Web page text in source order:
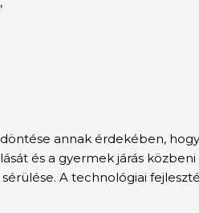
annak érdekében,
és a gyermek járás
A technológiai